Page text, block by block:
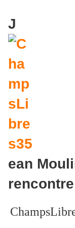
J
ean